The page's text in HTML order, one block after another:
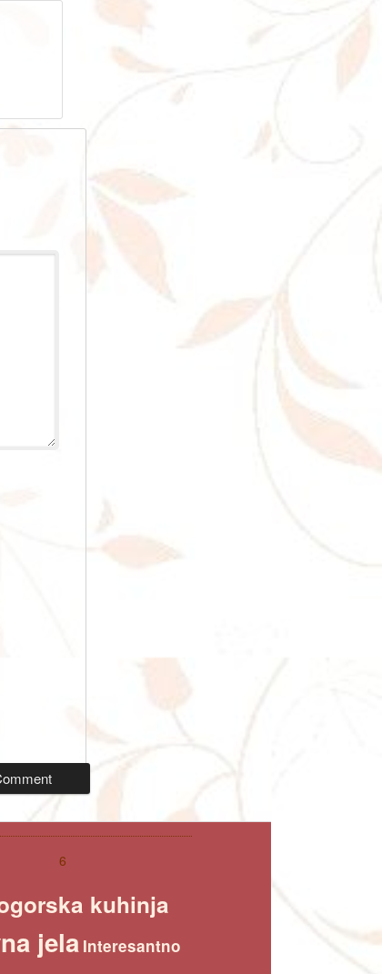
6
kuhinja
jela Interesantno